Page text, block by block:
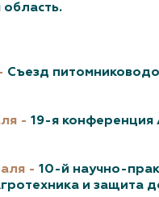
область.
Съезд
- 19-я конференция
- 10-й научно-
и защита